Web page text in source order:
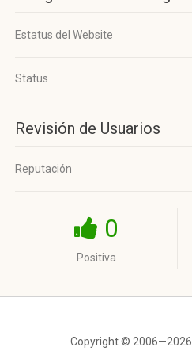
Estatus del Website
Status
Revisión de Usuarios
Reputación
0
Positiva
Copyright © 2006—2026